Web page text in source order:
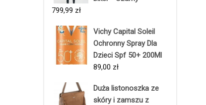
799,99 zł
Vichy Capital Soleil
Ochronny Spray Dla
Dzieci Spf 50+ 200Ml
89,00 zł
Duża listonoszka ze
skóry i zamszu z